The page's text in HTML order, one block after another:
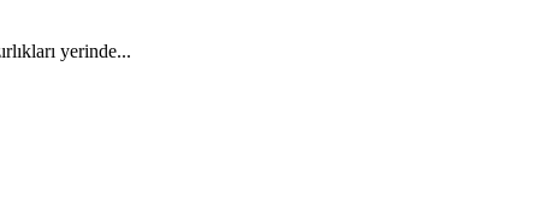
yerinde...